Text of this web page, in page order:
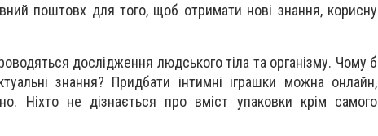
поштовх для того, щоб отримати нові знання, корисну
дослідження людського тіла та організму. Чому б
знання? Придбати інтимні іграшки можна онлайн,
Ніхто не дізнається про вміст упаковки крім самого